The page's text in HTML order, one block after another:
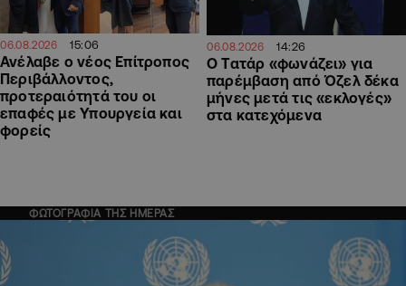
06.08.2026 15:06
Ανέλαβε ο νέος Επίτροπος
Περιβάλλοντος,
προτεραιότητά του οι
επαφές με Υπουργεία και
φορείς
06.08.2026 14:26
Ο Τατάρ «φωνάζει» για
παρέμβαση από Όζελ δέκα
μήνες μετά τις «εκλογές»
στα κατεχόμενα
ΦΩΤΟΓΡΑΦΙΑ ΤΗΣ ΗΜΕΡΑΣ